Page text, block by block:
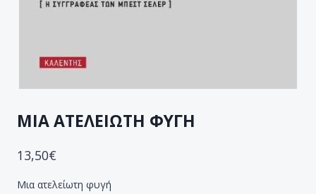
ΜΙΑ ΑΤΕΛΕΙΩΤΗ ΦΥΓΗ
13,50€
Μια ατελείωτη φυγή